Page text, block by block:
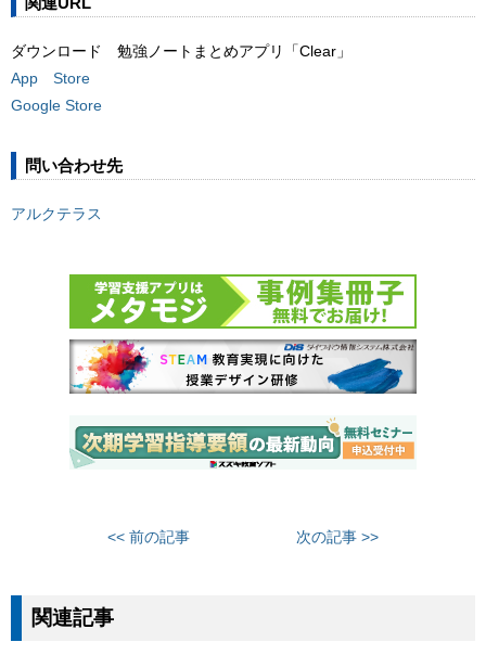
ダウンロード 勉強ノートまとめアプリ「Clear」
App Store
Google Store
問い合わせ先
アルクテラス
<< 前の記事 次の記事 >>
関連記事